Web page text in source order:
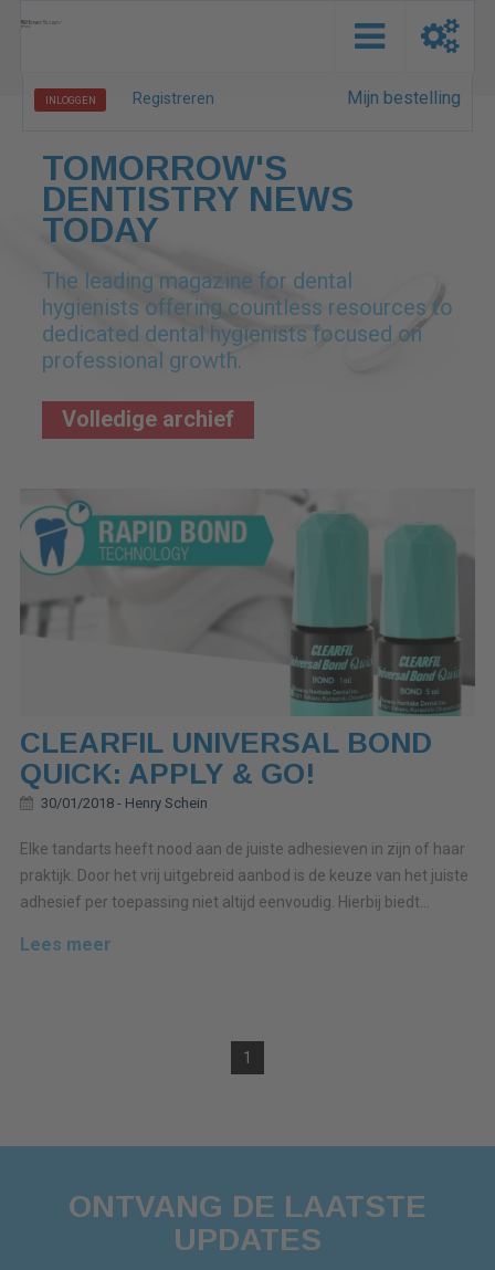
INLOGGEN Registreren Mijn bestelling
TOMORROW'S
DENTISTRY NEWS
TODAY
The leading magazine for dental
hygienists offering countless resources to
dedicated dental hygienists focused on
professional growth.
Volledige archief
CLEARFIL UNIVERSAL BOND
QUICK: APPLY & GO!
30/01/2018 - Henry Schein
Elke tandarts heeft nood aan de juiste adhesieven in zijn of haar
praktijk. Door het vrij uitgebreid aanbod is de keuze van het juiste
adhesief per toepassing niet altijd eenvoudig. Hierbij biedt...
Lees meer
1
ONTVANG DE LAATSTE
UPDATES